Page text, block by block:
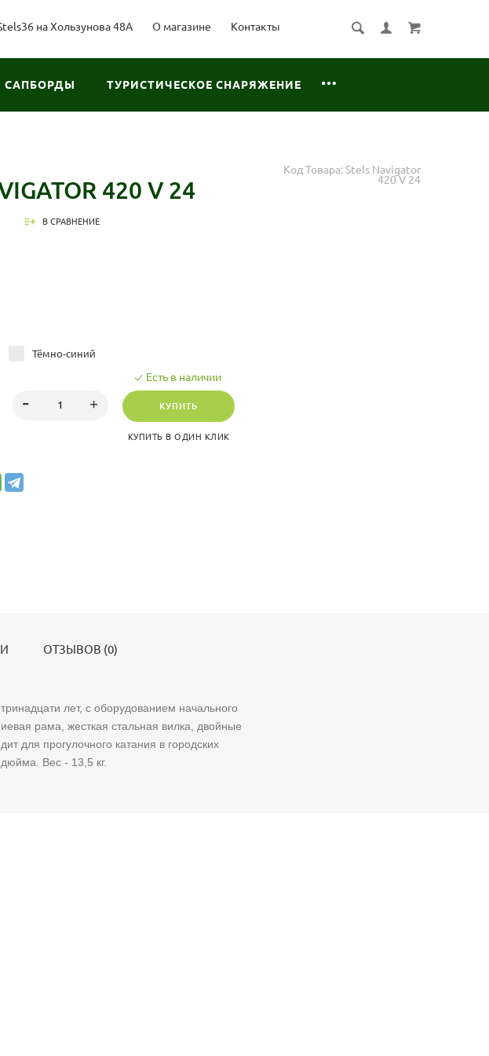
на Хользунова 48А О магазине Контакты
САПБОРДЫ ТУРИСТИЧЕСКОЕ СНАРЯЖЕНИЕ
Код Товара: Stels Navigator
420 V 24
420 V 24
В СРАВНЕНИЕ
Тёмно-синий
Есть в наличии
КУПИТЬ
КУПИТЬ В ОДИН КЛИК
ОТЗЫВОВ (0)
лет, с оборудованием начального
рама, жесткая стальная вилка, двойные
для прогулочного катания в городских
Вес - 13,5 кг.